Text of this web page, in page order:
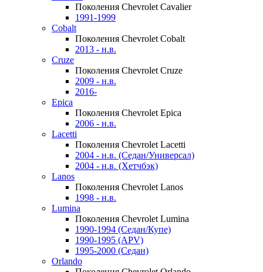
Поколения Chevrolet Cavalier
1991-1999
Cobalt
Поколения Chevrolet Cobalt
2013 - н.в.
Cruze
Поколения Chevrolet Cruze
2009 - н.в.
2016-
Epica
Поколения Chevrolet Epica
2006 - н.в.
Lacetti
Поколения Chevrolet Lacetti
2004 - н.в. (Седан/Универсал)
2004 - н.в. (Хетчбэк)
Lanos
Поколения Chevrolet Lanos
1998 - н.в.
Lumina
Поколения Chevrolet Lumina
1990-1994 (Седан/Купе)
1990-1995 (APV)
1995-2000 (Седан)
Orlando